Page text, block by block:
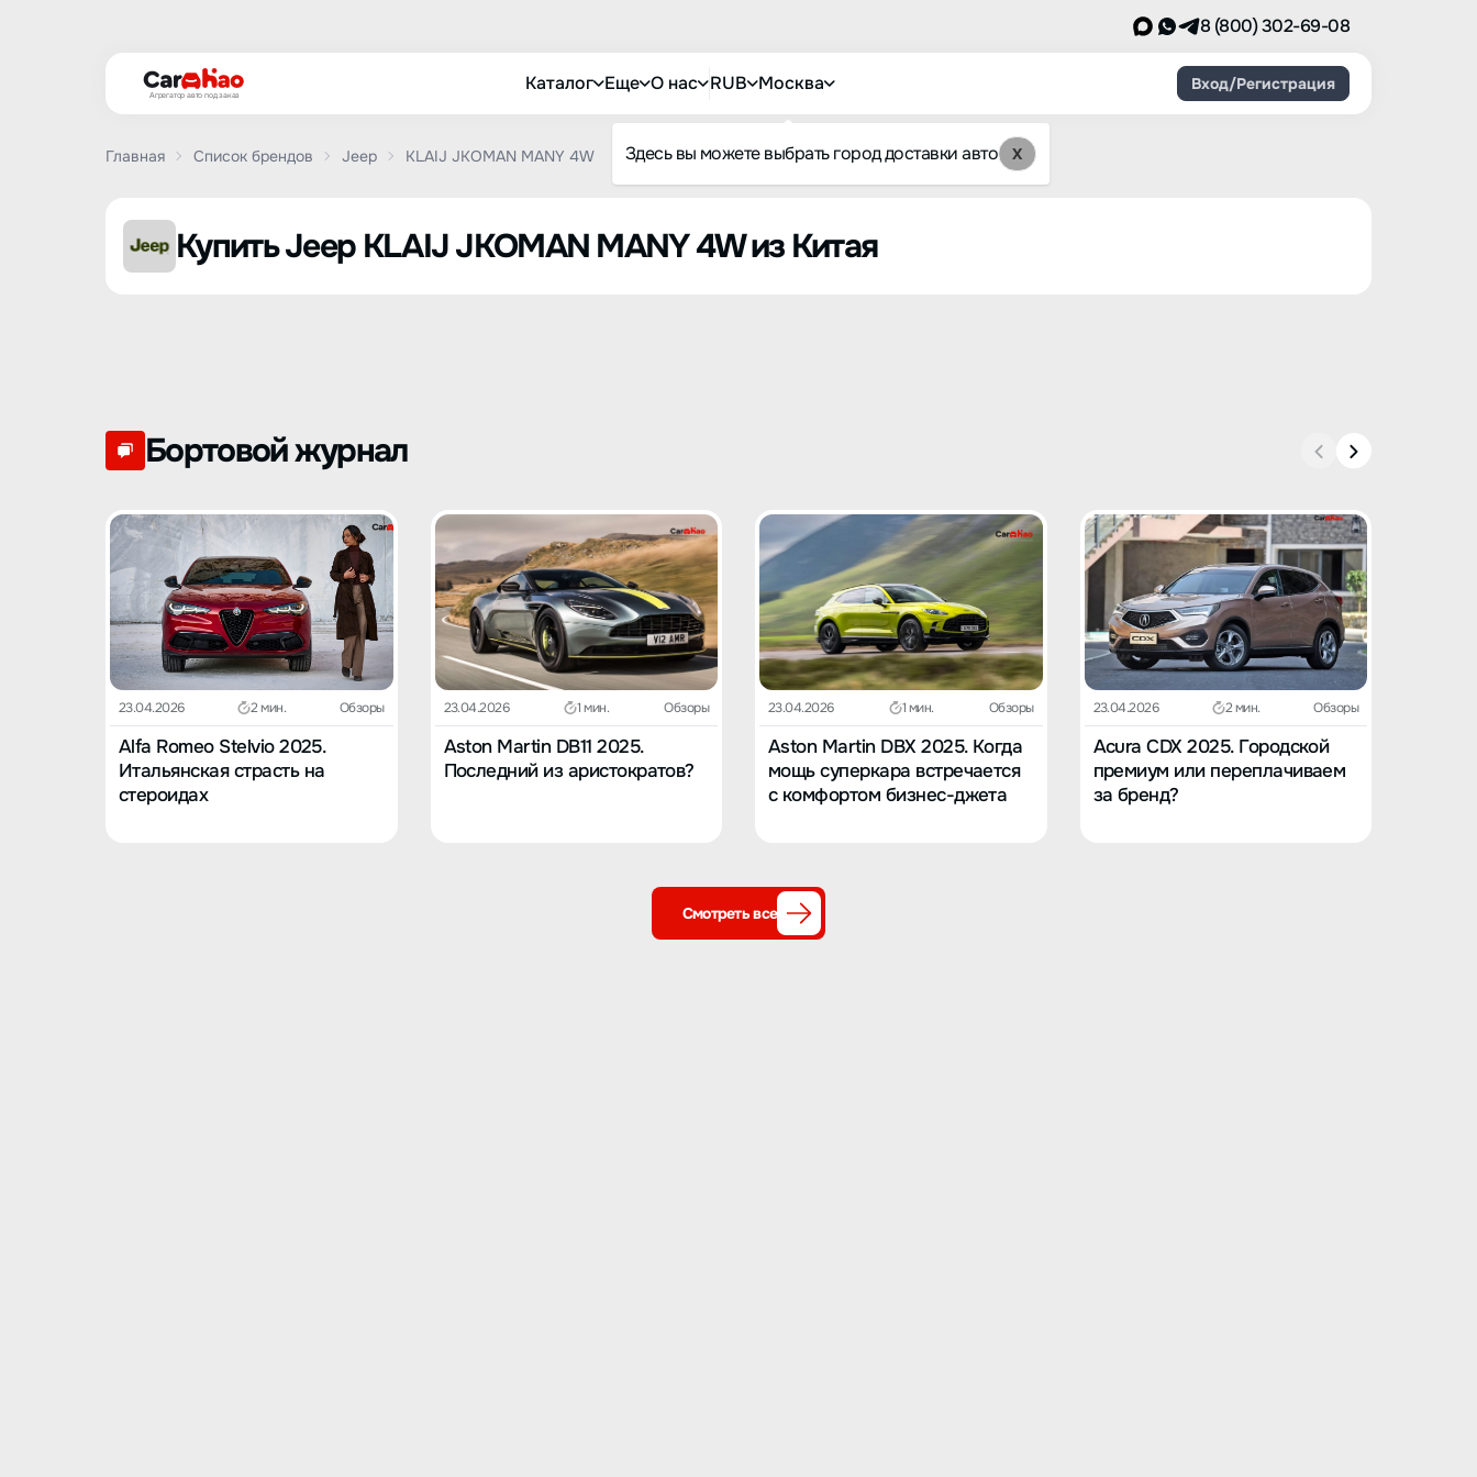
8 (800) 302-69-08
Агрегатор авто под заказ
Каталог Еще О нас RUB Москва
Здесь вы можете выбрать город доставки авто X
Вход/Регистрация
Главная Список брендов Jeep KLAIJ JKOMAN MANY 4W
Купить Jeep KLAIJ JKOMAN MANY 4W из Китая
Бортовой журнал
23.04.2026 2 мин. Обзоры
Alfa Romeo Stelvio 2025.
Итальянская страсть на
стероидах
23.04.2026 1 мин. Обзоры
Aston Martin DB11 2025.
Последний из аристократов?
23.04.2026 1 мин. Обзоры
Aston Martin DBX 2025. Когда
мощь суперкара встречается
с комфортом бизнес-джета
23.04.2026 2 мин. Обзоры
Acura CDX 2025. Городской
премиум или переплачиваем
за бренд?
Смотреть все